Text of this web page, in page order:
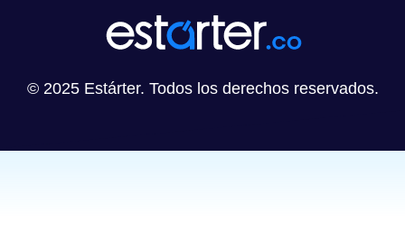
© 2025 Estárter. Todos los derechos reservados.